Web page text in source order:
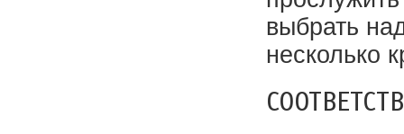
выбрать
несколько